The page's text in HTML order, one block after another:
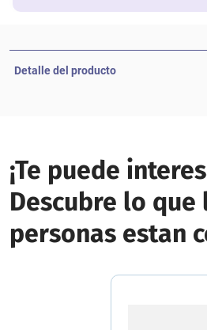
Detalle del producto
¡Te puede
Descubre lo que
personas estan